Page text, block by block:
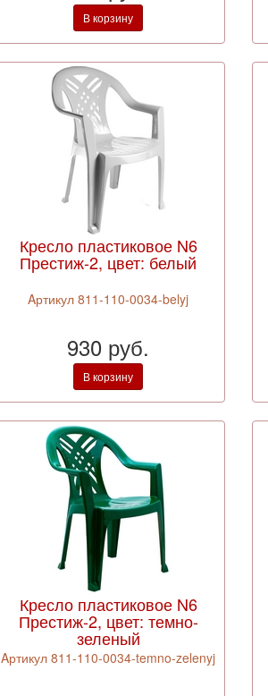
В корзину
Кресло пластиковое N6
Престиж-2, цвет: белый
Aртикул 811-110-0034-belyj
930 руб.
В корзину
Кресло пластиковое N6
Престиж-2, цвет: темно-
зеленый
Aртикул 811-110-0034-temno-zelenyj